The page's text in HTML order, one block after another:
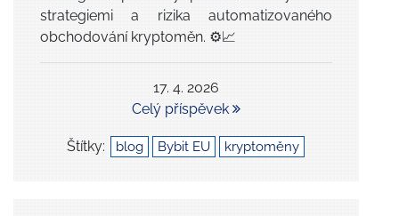
strategiemi a rizika automatizovaného
obchodování kryptoměn. ⚙️📈
17. 4. 2026
Celý příspěvek
Štítky: blog Bybit EU kryptoměny